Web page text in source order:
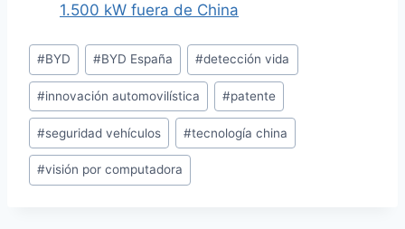
1.500 kW fuera de China
Etiquetas
de
la
entrada:
#BYD #BYD España #detección vida
#innovación automovilística #patente
#seguridad vehículos #tecnología china
#visión por computadora